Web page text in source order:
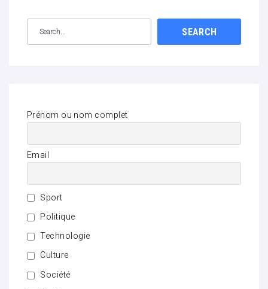
SEARCH
Prénom ou nom complet
Email
Sport
Politique
Technologie
Culture
Société